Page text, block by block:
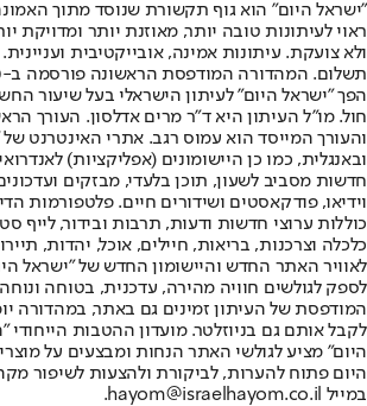
"ישראל היום" הוא גוף תקשורת שנוסד מתוך
ראוי לעיתונות טובה יותר, מאוזנת יותר ומדויקת
ולא צועקת. עיתונות אמינה, אובייקטיבית
הפך "ישראל היום" לעיתון הישראלי בעל שיעור
חול. מו"ל העיתון היא ד"ר מרים אדלסון. העורך
והעורך המייסד הוא עמוס רגב. אתרי האינטרנט
חדשות מסביב לשעון, תוכן בלעדי, מבזקים
וידיאו, פודקאסטים ושידורים חיים. פלטפורמות
כוללות ערוצי חדשות ודעות, תרבות ובידור, לייף
לאוויר האתר החדש והיישומון החדש של "ישראל
לספק לגולשים חוויה מהירה, עדכנית, בטוחה
המודפסת של העיתון זמינים גם באתר, במהדורה
לקבל אותם גם בניוזלטר. מועדון ההטבות
היום" מציע לגולשי האתר הנחות ומבצעים על
היום פתוח להערות, לביקורת ולהצעות לשיפור
במייל hayom@israelhayom.co.il.